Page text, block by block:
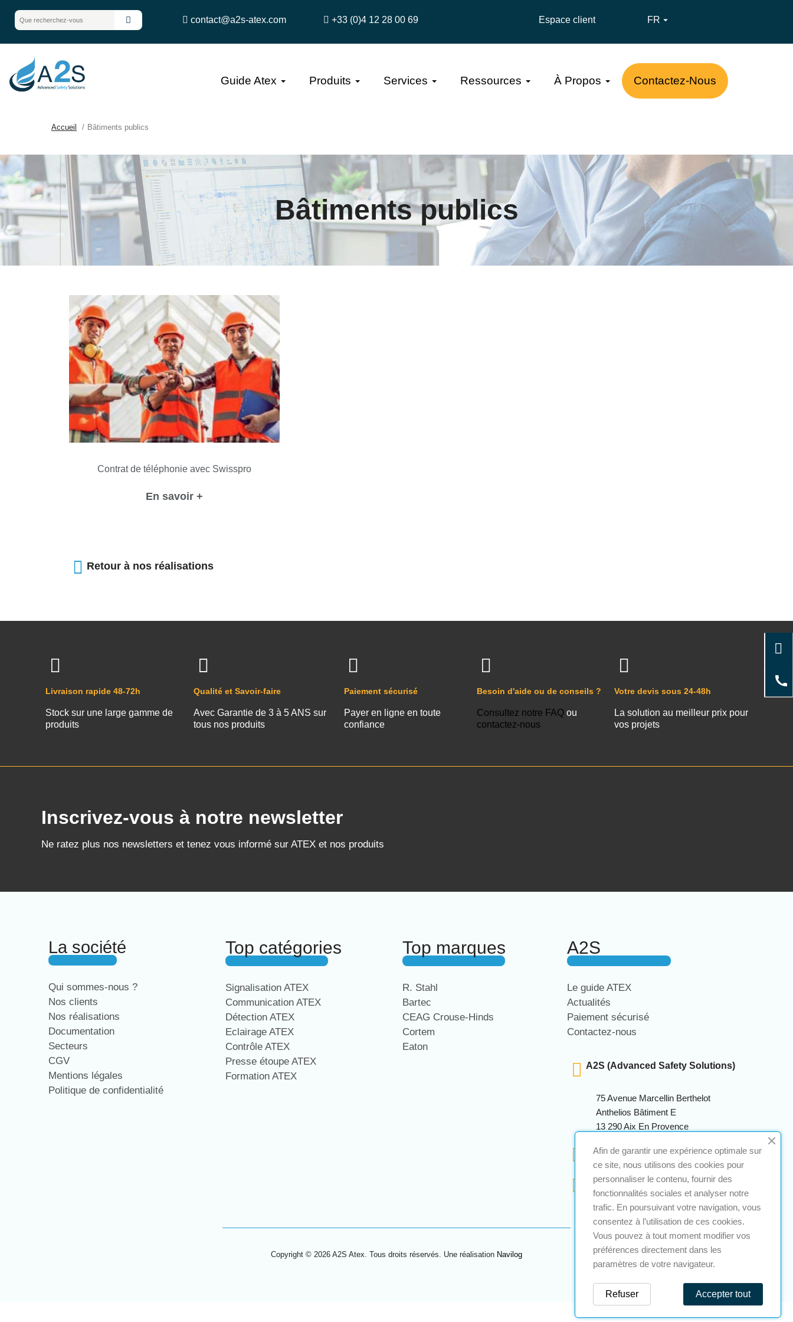
contact@a2s-atex.com +33 (0)4 12 28 00 69 Espace client FR 
Guide Atex Produits Services Ressources À Propos Contactez-Nous
Accueil Bâtiments publics
Bâtiments publics
Contrat de téléphonie avec Swisspro
En savoir +
Retour à nos réalisations
Livraison rapide 48-72h
Stock sur une large gamme de
produits
Qualité et Savoir-faire
Avec Garantie de 3 à 5 ANS sur
tous nos produits
Paiement sécurisé
Payer en ligne en toute
confiance
Besoin d'aide ou de conseils ?
Consultez notre FAQou
contactez-nous
Votre devis sous 24-48h
La solution au meilleur prix pour
vos projets
Inscrivez-vous à notre newsletter
Ne ratez plus nos newsletters et tenez vous informé sur ATEX et nos produits
La société
Qui sommes-nous ?
Nos clients
Nos réalisations
Documentation
Secteurs
CGV
Mentions légales
Politique de confidentialité
Top catégories
Signalisation ATEX
Communication ATEX
Détection ATEX
Eclairage ATEX
Contrôle ATEX
Presse étoupe ATEX
Formation ATEX
Top marques
R. Stahl
Bartec
CEAG Crouse-Hinds
Cortem
Eaton
A2S
Le guide ATEX
Actualités
Paiement sécurisé
Contactez-nous
A2S (Advanced Safety Solutions)
75 Avenue Marcellin Berthelot
Anthelios Bâtiment E
13 290 Aix En Provence
+33 (0)4 12 28 00 69
contact@a2s-atex.com
Copyright © 2026 A2S Atex. Tous droits réservés. Une réalisation Navilog
Afin de garantir une expérience optimale sur
ce site, nous utilisons des cookies pour
personnaliser le contenu, fournir des
fonctionnalités sociales et analyser notre
trafic. En poursuivant votre navigation, vous
consentez à l’utilisation de ces cookies.
Vous pouvez à tout moment modifier vos
préférences directement dans les
paramètres de votre navigateur.
Accepter tout
Refuser